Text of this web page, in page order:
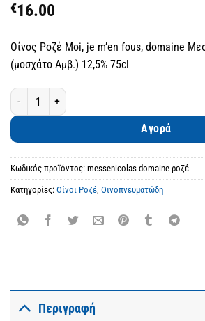
€16.00
Οίνος Ροζέ Moi, je m’en fous, domaine
(μοσχάτο Αμβ.) 12,5% 75cl
Messenicolas Domaine, ροζέ ποσότητα
Αγορά
Κωδικός προϊόντος: messenicolas-domaine-ροζέ
Κατηγορίες: Οίνοι Ροζέ, Οινοπνευματώδη
Περιγραφή